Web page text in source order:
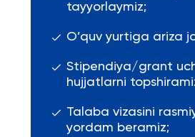
tayyorlaymiz;
O’quv yurtiga ariza
Stipendiya/grant
hujjatlarni
Talaba vizasini
yordam beramiz;